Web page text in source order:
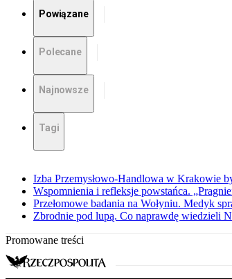
Powiązane
Polecane
Najnowsze
Tagi
Izba Przemysłowo-Handlowa w Krakowie
Wspomnienia i refleksje powstańca.
Przełomowe badania na Wołyniu. Medyk
Zbrodnie pod lupą. Co naprawdę wiedzieli
Promowane treści